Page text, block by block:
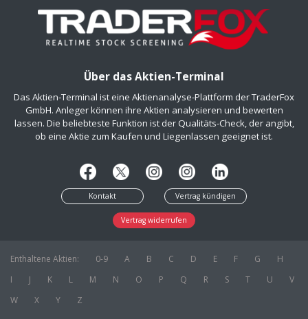
Über das Aktien-Terminal
Das Aktien-Terminal ist eine Aktienanalyse-Plattform der TraderFox
GmbH. Anleger können ihre Aktien analysieren und bewerten
lassen. Die beliebteste Funktion ist der Qualitäts-Check, der angibt,
ob eine Aktie zum Kaufen und Liegenlassen geeignet ist.
Kontakt Vertrag kündigen
Vertrag widerrufen
Enthaltene Aktien: 0-9 A B C D E F G
H
I
J K L M N O P Q R S T U
V
W
X Y Z